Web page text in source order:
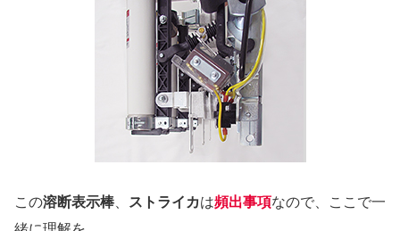
この溶断表示棒、 ストライカは頻出事項なので、ここで一